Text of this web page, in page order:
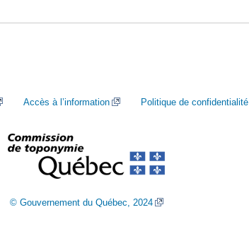
Accès à l’information Politique de confidentialité
© Gouvernement du Québec, 2024